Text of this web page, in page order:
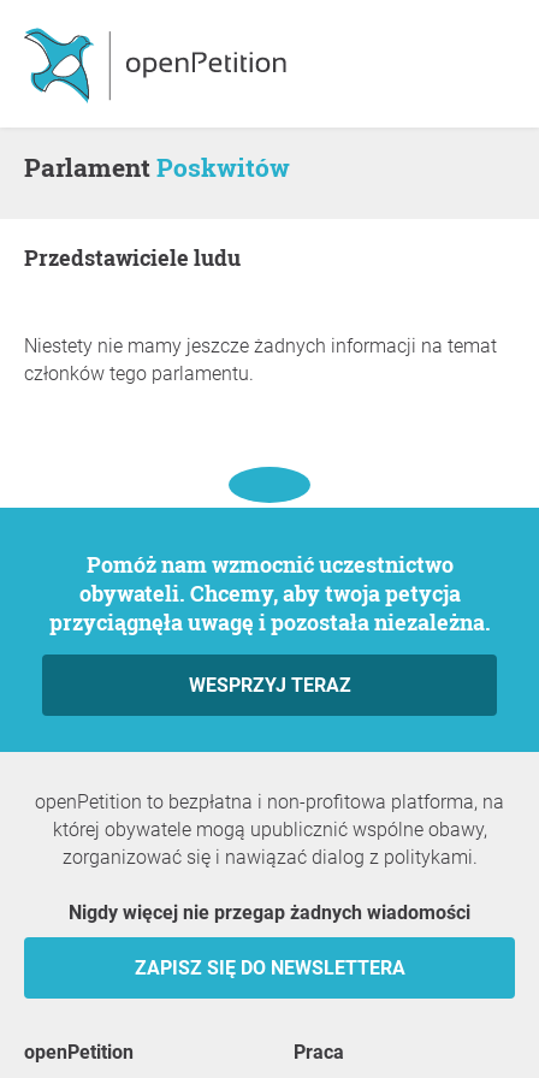
ParlamentPoskwitów
Przedstawiciele ludu
Niestety nie mamy jeszcze żadnych informacji na temat
członków tego parlamentu.
Pomóż nam wzmocnić uczestnictwo
obywateli. Chcemy, aby twoja petycja
przyciągnęła uwagę i pozostała niezależna.
WESPRZYJ TERAZ
openPetition to bezpłatna i non-profitowa platforma, na
której obywatele mogą upublicznić wspólne obawy,
zorganizować się i nawiązać dialog z politykami.
Nigdy więcej nie przegap żadnych wiadomości
ZAPISZ SIĘ DO NEWSLETTERA
openPetition praca